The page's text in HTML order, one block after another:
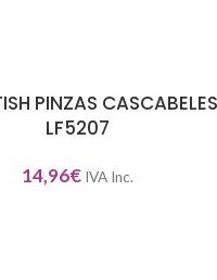
CARRITOPINZAS
LF5207
14,96€ IVA Inc.